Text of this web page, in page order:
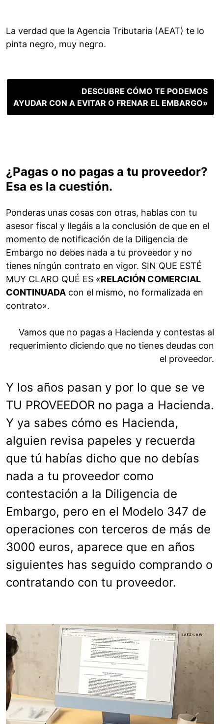
La verdad que la Agencia Tributaria (AEAT) te lo
pinta negro, muy negro.
DESCUBRE CÓMO TE PODEMOS
AYUDAR CON A EVITAR O FRENAR EL EMBARGO»
¿Pagas o no pagas a tu proveedor?
Esa es la cuestión.
Ponderas unas cosas con otras, hablas con tu
asesor fiscal y llegáis a la conclusión de que en el
momento de notificación de la Diligencia de
Embargo no debes nada a tu proveedor y no
tienes ningún contrato en vigor. SIN QUE ESTÉ
MUY CLARO QUÉ ES «RELACIÓN COMERCIAL
CONTINUADA con el mismo, no formalizada en
contrato».
Vamos que no pagas a Hacienda y contestas al
requerimiento diciendo que no tienes deudas con
el proveedor.
Y los años pasan y por lo que se ve
TU PROVEEDOR no paga a Hacienda.
Y ya sabes cómo es Hacienda,
alguien revisa papeles y recuerda
que tú habías dicho que no debías
nada a tu proveedor como
contestación a la Diligencia de
Embargo, pero en el Modelo 347 de
operaciones con terceros de más de
3000 euros, aparece que en años
siguientes has seguido comprando o
contratando con tu proveedor.